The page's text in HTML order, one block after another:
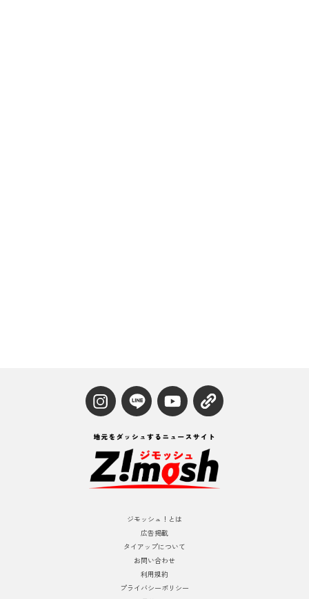
ジモッシュ！とは
広告掲載
タイアップについて
お問い合わせ
利用規約
プライバシーポリシー